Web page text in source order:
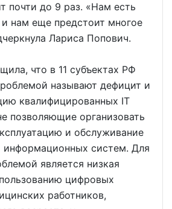
почти до 9 раз. «Нам есть
и нам еще предстоит многое
Лариса Попович.
что в 11 субъектах РФ
называют дефицит и
квалифицированных IT
позволяющие организовать
и обслуживание
информационных систем. Для
является низкая
цифровых
работников,